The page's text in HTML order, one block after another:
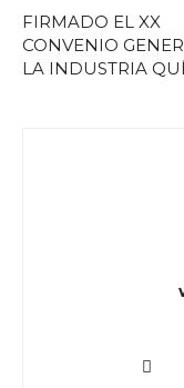
FIRMADO EL XX
CONVENIO
LA INDUSTRIA